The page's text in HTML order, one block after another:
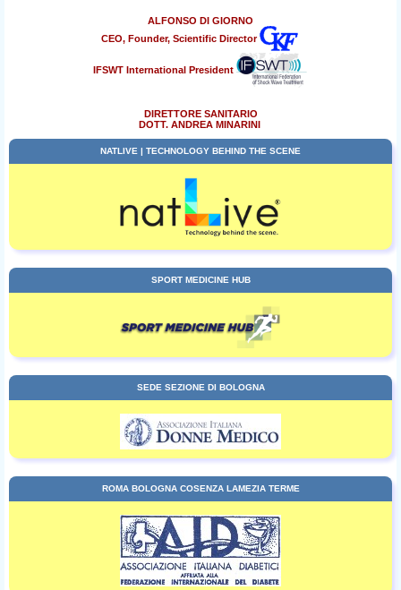
ALFONSO DI GIORNO
CEO, Founder, Scientific Director
IFSWT International President
DIRETTORE SANITARIO
DOTT. ANDREA MINARINI
NATLIVE | TECHNOLOGY BEHIND THE SCENE
SPORT MEDICINE HUB
SEDE SEZIONE DI BOLOGNA
ROMA BOLOGNA COSENZA LAMEZIA TERME